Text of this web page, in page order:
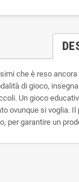
che è reso
di gioco,
Un gioco
ovunque si voglia.
per garantire un